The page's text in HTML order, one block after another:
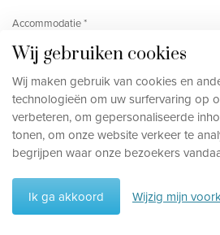
Wij gebruiken cookies
Wij maken gebruik van cookies en
technologieën om uw surfervaring op
verbeteren, om gepersonaliseerde
tonen, om onze website verkeer te
begrijpen waar onze bezoekers
Ik ga akkoord Wijzig mijn
Reisschema
Accommodatie *
Regime *